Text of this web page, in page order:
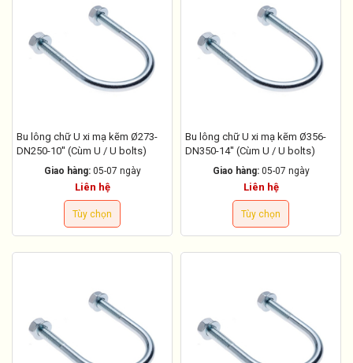
Bu lông chữ U xi mạ kẽm Ø273-
DN250-10'' (Cùm U / U bolts)
Giao hàng: 05-07 ngày
Liên hệ
Tùy chọn
Bu lông chữ U xi mạ kẽm Ø356-
DN350-14'' (Cùm U / U bolts)
Giao hàng: 05-07 ngày
Liên hệ
Tùy chọn